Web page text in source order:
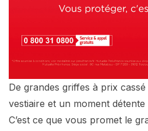
De grandes griffes à prix
vestiaire et un moment
C’est ce que vous promet le